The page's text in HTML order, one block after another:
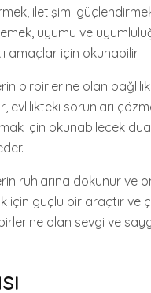
iletişimi
uyumu ve
amaçlar için okunabilir.
birbirlerine olan
evlilikteki sorunları
için okunabilecek
ruhlarına dokunur ve
için güçlü bir araçtır ve
olan sevgi ve